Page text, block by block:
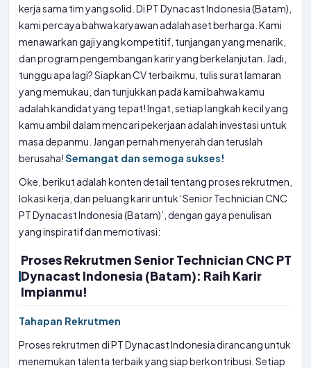
kerja sama tim yang solid. Di PT Dynacast Indonesia (Batam),
kami percaya bahwa karyawan adalah aset berharga. Kami
menawarkan gaji yang kompetitif, tunjangan yang menarik,
dan program pengembangan karir yang berkelanjutan. Jadi,
tunggu apa lagi? Siapkan CV terbaikmu, tulis surat lamaran
yang memukau, dan tunjukkan pada kami bahwa kamu
adalah kandidat yang tepat! Ingat, setiap langkah kecil yang
kamu ambil dalam mencari pekerjaan adalah investasi untuk
masa depanmu. Jangan pernah menyerah dan teruslah
berusaha!Semangat dan semoga sukses!
Oke, berikut adalah konten detail tentang proses rekrutmen,
lokasi kerja, dan peluang karir untuk ‘Senior Technician CNC
PT Dynacast Indonesia (Batam)’, dengan gaya penulisan
yang inspiratif dan memotivasi:
Proses Rekrutmen Senior Technician CNC PT
Dynacast Indonesia (Batam): Raih Karir
Impianmu!
Tahapan Rekrutmen
Proses rekrutmen di PT Dynacast Indonesia dirancang untuk
menemukan talenta terbaik yang siap berkontribusi. Setiap